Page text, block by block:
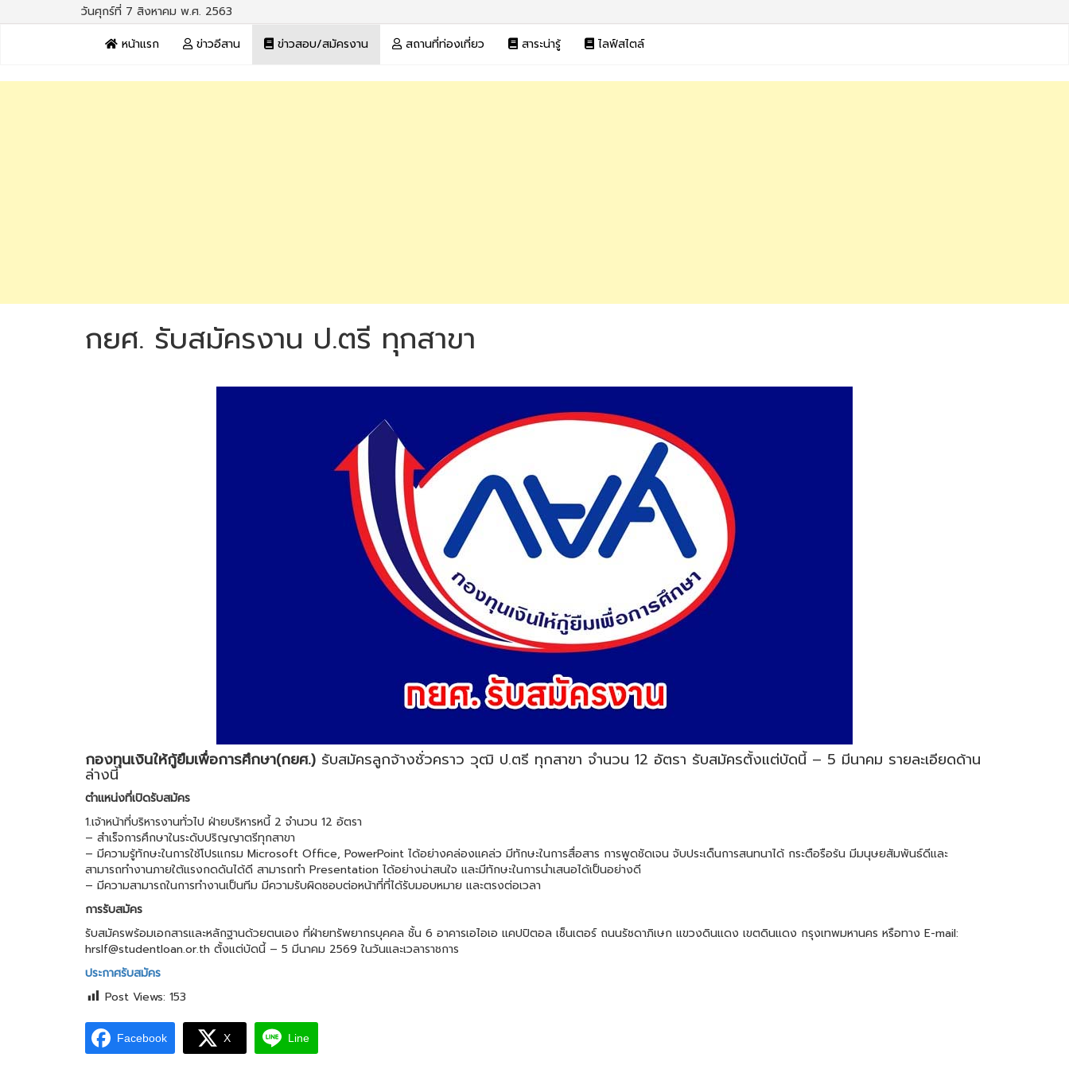
วันศุกร์ที่ 7 สิงหาคม พ.ศ. 2563
หน้าแรก
ข่าวอีสาน ข่าวสอบ/สมัครงาน สถานที่ท่องเที่ยว สาระน่ารู้ ไลฟ์สไตล์
กยศ. รับสมัครงาน ป.ตรี ทุกสาขา
กองทุนเงินให้กู้ยืมเพื่อการศึกษา(กยศ.) รับสมัครลูกจ้างชั่วคราว วุฒิ ป.ตรี ทุกสาขา จำนวน 12 อัตรา รับสมัครตั้งแต่บัดนี้ – 5 มีนาคม รายละเอียดด้าน
ล่างนี้
ตำแหน่งที่เปิดรับสมัคร
1.เจ้าหน้าที่บริหารงานทั่วไป ฝ่ายบริหารหนี้ 2 จำนวน 12 อัตรา
– สำเร็จการศึกษาในระดับปริญญาตรีทุกสาขา
– มีความรู้ทักษะในการใช้โปรแกรม Microsoft Office, PowerPoint ได้อย่างคล่องแคล่ว มีทักษะในการสื่อสาร การพูดชัดเจน จับประเด็นการสนทนาได้ กระตือรือร้น มีมนุษยสัมพันธ์ดีและ
สามารถทำงานภายใต้แรงกดดันได้ดี สามารถทำ Presentation ได้อย่างน่าสนใจ และมีทักษะในการนำเสนอได้เป็นอย่างดี
– มีความสามารถในการทำงานเป็นทีม มีความรับผิดชอบต่อหน้าที่ที่ได้รับมอบหมาย และตรงต่อเวลา
การรับสมัคร
รับสมัครพร้อมเอกสารและหลักฐานด้วยตนเอง ที่ฝ่ายทรัพยากรบุคคล ชั้น 6 อาคารเอไอเอ แคปปิตอล เซ็นเตอร์ ถนนรัชดาภิเษก แขวงดินแดง เขตดินแดง กรุงเทพมหานคร หรือทาง E-mail:
hrslf@studentloan.or.th ตั้งแต่บัดนี้ – 5 มีนาคม 2569 ในวันและเวลาราชการ
ประกาศรับสมัคร
Post Views: 153
Facebook X Line